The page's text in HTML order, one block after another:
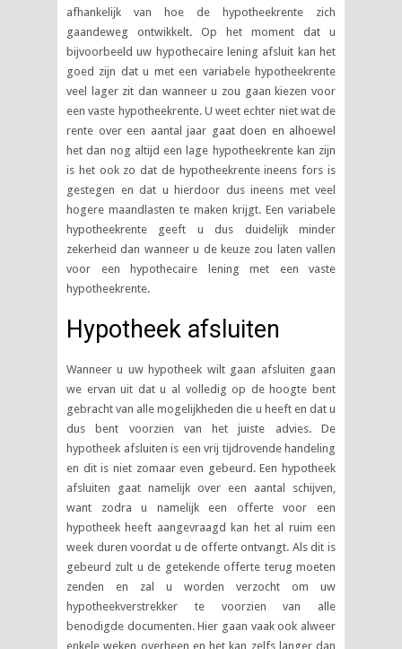
afhankelijk van hoe de hypotheekrente zich
gaandeweg ontwikkelt. Op het moment dat u
bijvoorbeeld uw hypothecaire lening afsluit kan het
goed zijn dat u met een variabele hypotheekrente
veel lager zit dan wanneer u zou gaan kiezen voor
een vaste hypotheekrente. U weet echter niet wat de
rente over een aantal jaar gaat doen en alhoewel
het dan nog altijd een lage hypotheekrente kan zijn
is het ook zo dat de hypotheekrente ineens fors is
gestegen en dat u hierdoor dus ineens met veel
hogere maandlasten te maken krijgt. Een variabele
hypotheekrente geeft u dus duidelijk minder
zekerheid dan wanneer u de keuze zou laten vallen
voor een hypothecaire lening met een vaste
hypotheekrente.
Hypotheek afsluiten
Wanneer u uw hypotheek wilt gaan afsluiten gaan
we ervan uit dat u al volledig op de hoogte bent
gebracht van alle mogelijkheden die u heeft en dat u
dus bent voorzien van het juiste advies. De
hypotheek afsluiten is een vrij tijdrovende handeling
en dit is niet zomaar even gebeurd. Een hypotheek
afsluiten gaat namelijk over een aantal schijven,
want zodra u namelijk een offerte voor een
hypotheek heeft aangevraagd kan het al ruim een
week duren voordat u de offerte ontvangt. Als dit is
gebeurd zult u de getekende offerte terug moeten
zenden en zal u worden verzocht om uw
hypotheekverstrekker te voorzien van alle
benodigde documenten. Hier gaan vaak ook alweer
enkele weken overheen en het kan zelfs langer dan